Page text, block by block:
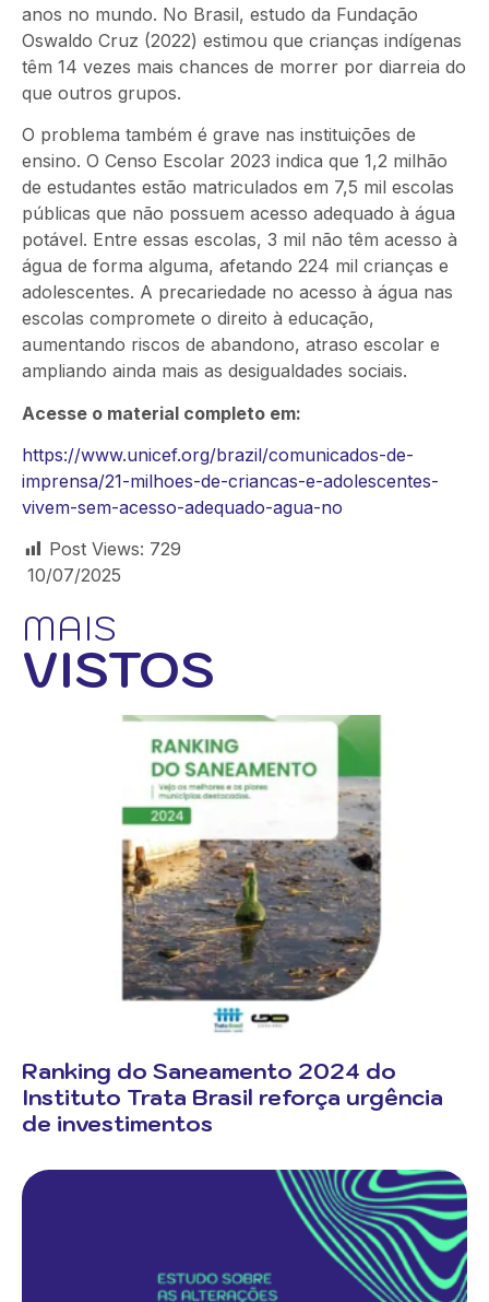
anos no mundo. No Brasil, estudo da Fundação
Oswaldo Cruz (2022) estimou que crianças indígenas
têm 14 vezes mais chances de morrer por diarreia do
que outros grupos.
O problema também é grave nas instituições de
ensino. O Censo Escolar 2023 indica que 1,2 milhão
de estudantes estão matriculados em 7,5 mil escolas
públicas que não possuem acesso adequado à água
potável. Entre essas escolas, 3 mil não têm acesso à
água de forma alguma, afetando 224 mil crianças e
adolescentes. A precariedade no acesso à água nas
escolas compromete o direito à educação,
aumentando riscos de abandono, atraso escolar e
ampliando ainda mais as desigualdades sociais.
Acesse o material completo em:
https://www.unicef.org/brazil/comunicados-de-
imprensa/21-milhoes-de-criancas-e-adolescentes-
vivem-sem-acesso-adequado-agua-no
Post Views: 729
10/07/2025
MAIS
VISTOS
Ranking do Saneamento 2024 do
Instituto Trata Brasil reforça urgência
de investimentos